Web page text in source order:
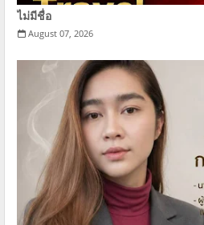
ไม่มีชื่อ
August 07, 2026